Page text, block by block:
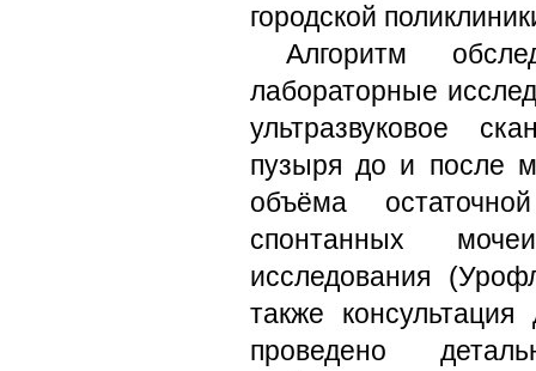
городской
Алгоритм
лабораторные
ультразвуковое
пузыря до и после
объёма
спонтанных
исследования
также консультация
проведено